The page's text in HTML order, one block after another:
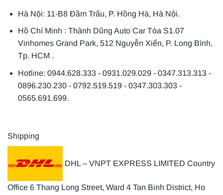
Hà Nội: 11-B8 Đầm Trấu, P. Hồng Hà, Hà Nội.
Hồ Chí Minh : Thành Dũng Auto Car Tòa S1.07
Vinhomes Grand Park, 512 Nguyễn Xiển, P. Long Bình,
Tp. HCM .
Hotline: 0944.628.333 - 0931.029.029 - 0347.313.313 -
0896.230.230 - 0792.519.519 - 0347.303.303 -
0565.691.699.
Shipping
DHL – VNPT EXPRESS LIMITED Country
Office 6 Thang Long Street, Ward 4 Tan Binh District, Ho